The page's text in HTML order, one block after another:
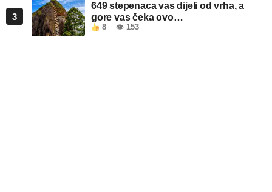
3
649 stepenaca vas dijeli od vrha, a
gore vas čeka ovo…
8 👁 153